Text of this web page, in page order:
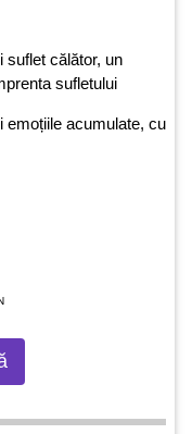
suflet călător, un
sufletului
emoțiile acumulate, cu